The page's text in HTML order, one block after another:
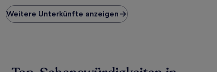
Preis
pro
Nacht,
24 Stunden
Weitere Unterkünfte anzeigen